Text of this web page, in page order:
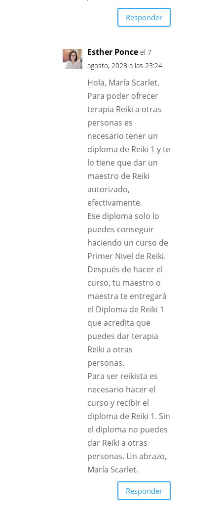
Responder
Esther Ponce el 7
agosto, 2023 a las 23:24
Hola, María Scarlet.
Para poder ofrecer
terapia Reiki a otras
personas es
necesario tener un
diploma de Reiki 1 y te
lo tiene que dar un
maestro de Reiki
autorizado,
efectivamente.
Ese diploma solo lo
puedes conseguir
haciendo un curso de
Primer Nivel de Reiki.
Después de hacer el
curso, tu maestro o
maestra te entregará
el Diploma de Reiki 1
que acredita que
puedes dar terapia
Reiki a otras
personas.
Para ser reikista es
necesario hacer el
curso y recibir el
diploma de Reiki 1. Sin
el diploma no puedes
dar Reiki a otras
personas. Un abrazo,
María Scarlet.
Responder